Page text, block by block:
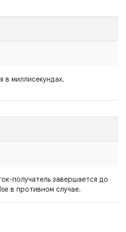
в миллисекундах.
получатель завершается до
в противном случае.